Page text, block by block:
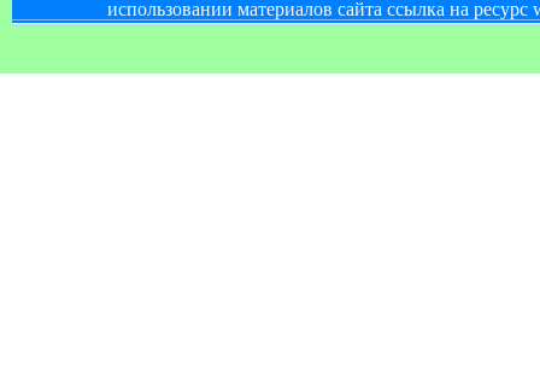
использовании материалов сайта ссылка на ресурс